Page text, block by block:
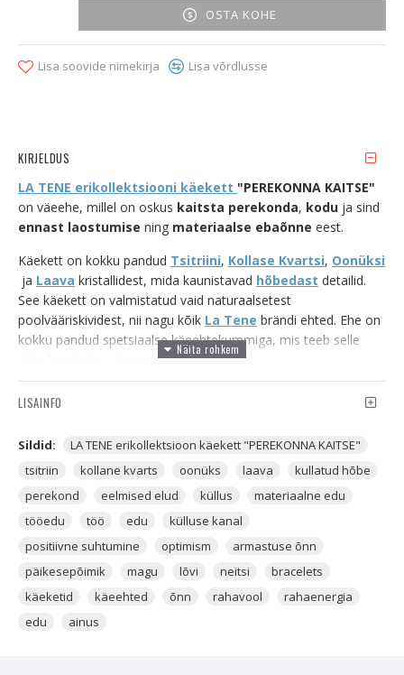
OSTA KOHE
Lisa soovide nimekirja Lisa võrdlusse
KIRJELDUS
LA TENE erikollektsiooni käekett "PEREKONNA KAITSE"
on väeehe, millel on oskus kaitsta perekonda, kodu ja sind
ennast laostumise ning materiaalse ebaõnne eest.
Käekett on kokku pandud Tsitriini, Kollase Kvartsi, Oonüksi
ja Laava kristallidest, mida kaunistavad hõbedast detailid.
See käekett on valmistatud vaid naturaalsetest
poolvääriskividest, nii nagu kõik La Tene brändi ehted. Ehe on
kokku pandud spetsiaalse käeehtekummiga, mis teeb selle
ehte kandmise väga mugavaks.
Tsitriin on üks Kvartsi ehk
liikidest ja omab väga
kristall, mille sees leidub ka valget, see sama valge on Kvarts.
Tsitriin on üks enimkasutatavaid, parimaid ja võimsamaid
rahavoolu, külluse, õnne, positiivsuse ja edu-energia kristalle,
mis tagab sulle materiaalse edu ja tõmbab ligi rahaenergiat.
toob see Sulle rikkust ja head õnne. Tsitriini kollane toon
annab sellele oskuse küllust ligi kutsuda, positiivsust luua ja
energiat anda.
Tsitriin on enda nime saanud kreeka keelsest
LISAINFO
Sildid:
LA TENE erikollektsioon käekett "PEREKONNA KAITSE"
tsitriin
kollane kvarts oonüks laava
kullatud hõbe
perekond
eelmised elud küllus
materiaalne edu
tööedu
töö edu
külluse kanal
positiivne suhtumine
optimism
armastuse õnn
päikesepõimik
magu lõvi neitsi
bracelets
käeketid
käeehted õnn rahavool
rahaenergia
edu
ainus